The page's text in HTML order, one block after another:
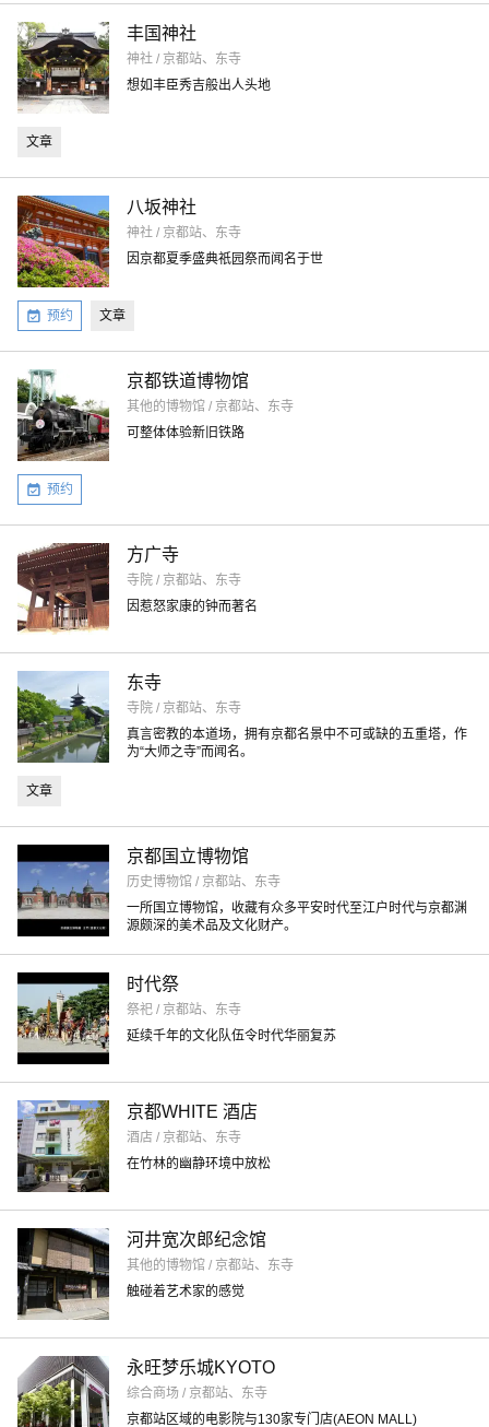
丰国神社
神社 / 京都站、东寺
想如丰臣秀吉般出人头地
文章
八坂神社
神社 / 京都站、东寺
因京都夏季盛典祇园祭而闻名于世
预约 文章
京都铁道博物馆
其他的博物馆 / 京都站、东寺
可整体体验新旧铁路
预约
方广寺
寺院 / 京都站、东寺
因惹怒家康的钟而著名
东寺
寺院 / 京都站、东寺
真言密教的本道场，拥有京都名景中不可或缺的五重塔，作
为“大师之寺”而闻名。
文章
京都国立博物馆
历史博物馆 / 京都站、东寺
一所国立博物馆，收藏有众多平安时代至江户时代与京都渊
源颇深的美术品及文化财产。
时代祭
祭祀 / 京都站、东寺
延续千年的文化队伍令时代华丽复苏
京都WHITE 酒店
酒店 / 京都站、东寺
在竹林的幽静环境中放松
河井宽次郎纪念馆
其他的博物馆 / 京都站、东寺
触碰着艺术家的感觉
永旺梦乐城KYOTO
综合商场 / 京都站、东寺
京都站区域的电影院与130家专门店(AEON MALL)